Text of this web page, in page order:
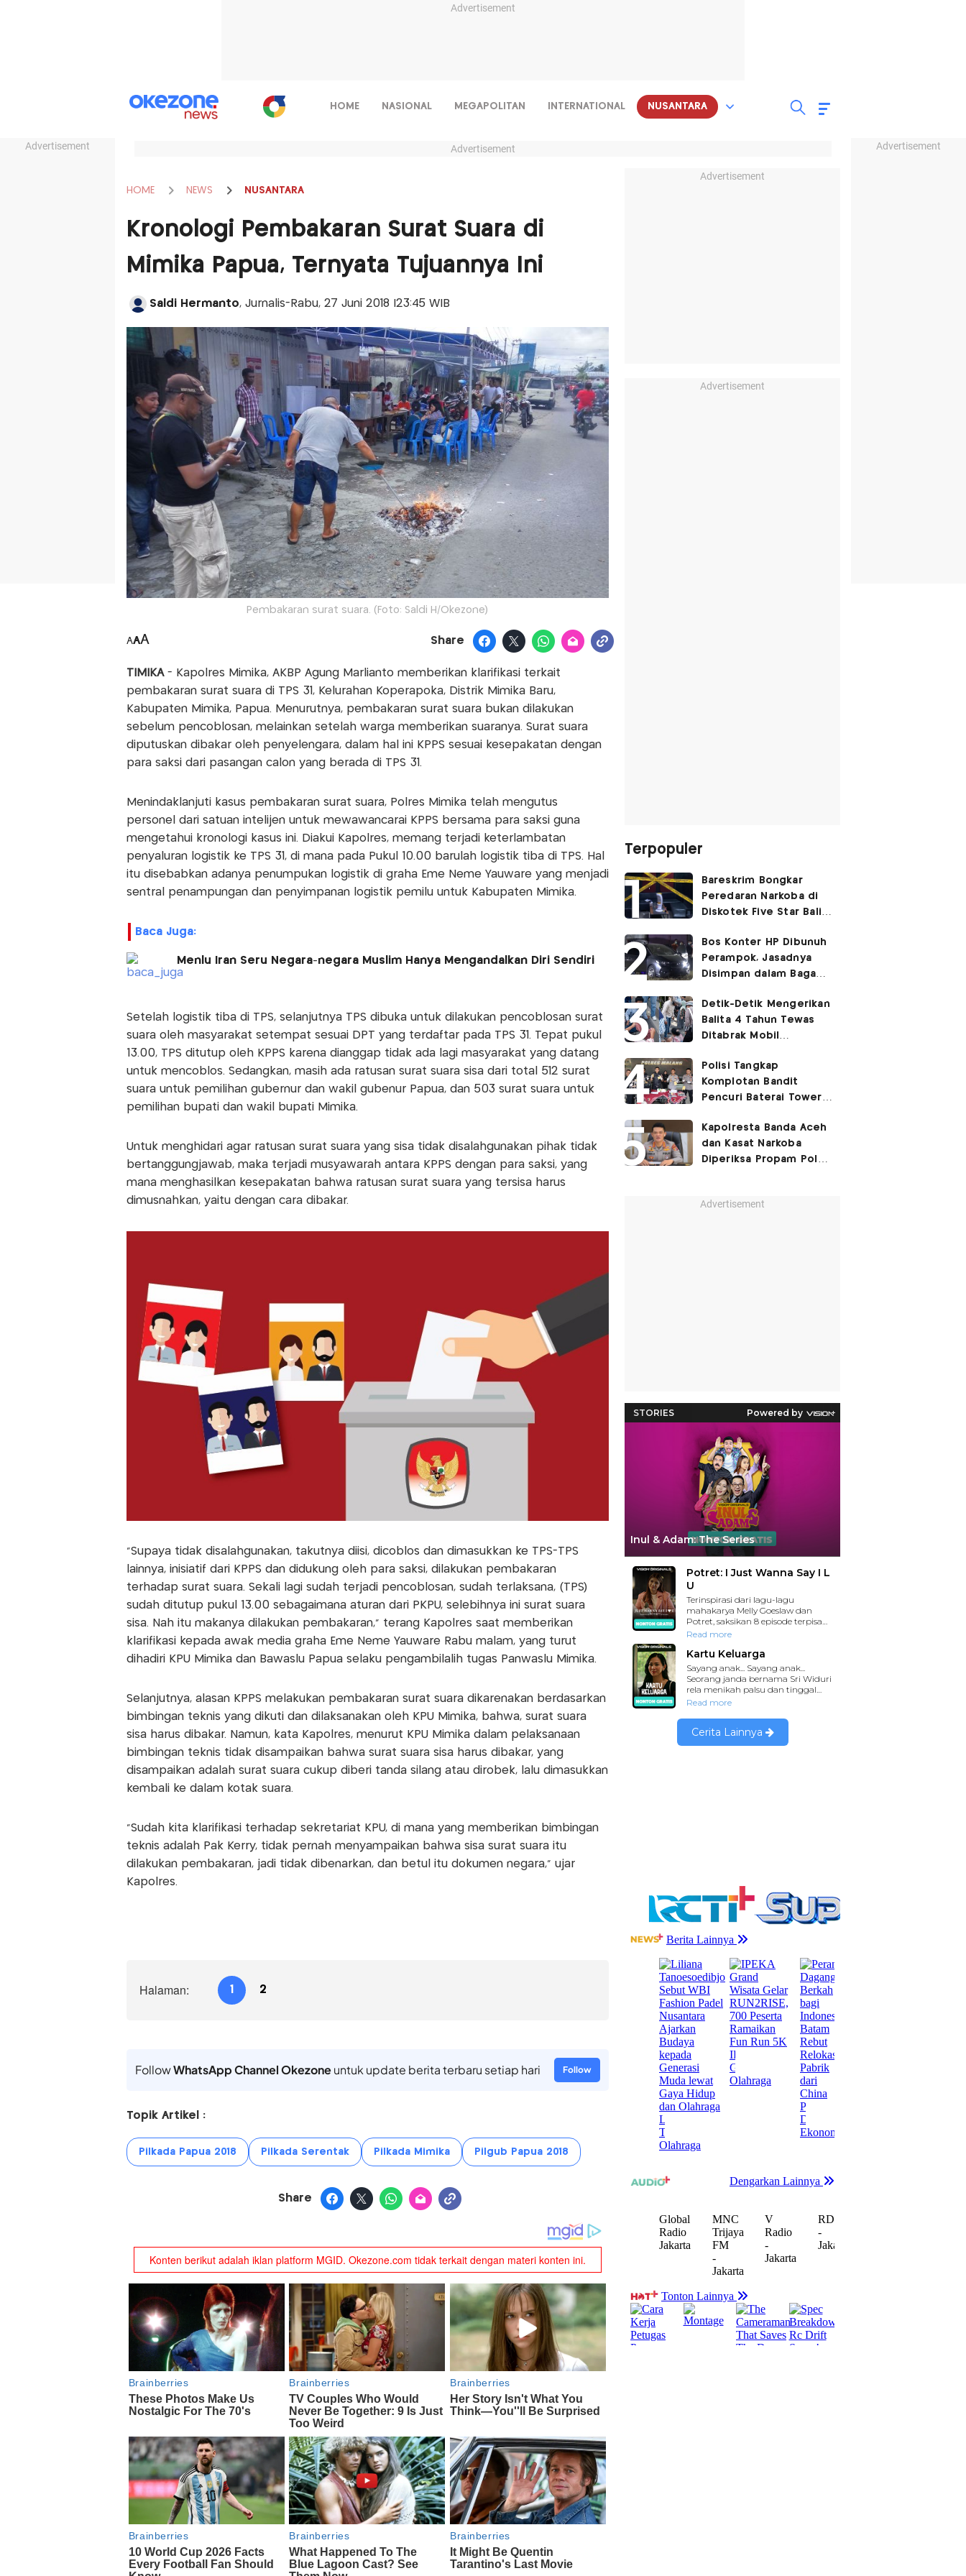
Advertisement
Advertisement Advertisement
HOME NASIONAL MEGAPOLITAN INTERNATIONAL NUSANTARA
Advertisement
HOME NEWS NUSANTARA
Kronologi Pembakaran Surat Suara di
Mimika Papua, Ternyata Tujuannya Ini
Saldi Hermanto, Jurnalis-Rabu, 27 Juni 2018 |23:45 WIB
Pembakaran surat suara. (Foto: Saldi H/Okezone)
AAA Share
TIMIKA- Kapolres Mimika, AKBP Agung Marlianto memberikan klarifikasi terkait
pembakaran surat suara di TPS 31, Kelurahan Koperapoka, Distrik Mimika Baru,
Kabupaten Mimika, Papua. Menurutnya, pembakaran surat suara bukan dilakukan
sebelum pencoblosan, melainkan setelah warga memberikan suaranya. Surat suara
diputuskan dibakar oleh penyelengara, dalam hal ini KPPS sesuai kesepakatan dengan
para saksi dari pasangan calon yang berada di TPS 31.
Menindaklanjuti kasus pembakaran surat suara, Polres Mimika telah mengutus
personel dari satuan intelijen untuk mewawancarai KPPS bersama para saksi guna
mengetahui kronologi kasus ini. Diakui Kapolres, memang terjadi keterlambatan
penyaluran logistik ke TPS 31, di mana pada Pukul 10.00 barulah logistik tiba di TPS. Hal
itu disebabkan adanya penumpukan logistik di graha Eme Neme Yauware yang menjadi
sentral penampungan dan penyimpanan logistik pemilu untuk Kabupaten Mimika.
Baca Juga:
Menlu Iran Seru Negara-negara Muslim Hanya Mengandalkan Diri Sendiri
Setelah logistik tiba di TPS, selanjutnya TPS dibuka untuk dilakukan pencoblosan surat
suara oleh masyarakat setempat sesuai DPT yang terdaftar pada TPS 31. Tepat pukul
13.00, TPS ditutup oleh KPPS karena dianggap tidak ada lagi masyarakat yang datang
untuk mencoblos. Sedangkan, masih ada ratusan surat suara sisa dari total 512 surat
suara untuk pemilihan gubernur dan wakil gubenur Papua, dan 503 surat suara untuk
pemilihan bupati dan wakil bupati Mimika.
Untuk menghidari agar ratusan surat suara yang sisa tidak disalahgunakan pihak tidak
bertanggungjawab, maka terjadi musyawarah antara KPPS dengan para saksi, yang
mana menghasilkan kesepakatan bahwa ratusan surat suara yang tersisa harus
dimusnahkan, yaitu dengan cara dibakar.
”Supaya tidak disalahgunakan, takutnya diisi, dicoblos dan dimasukkan ke TPS-TPS
lainnya, inisiatif dari KPPS dan didukung oleh para saksi, dilakukan pembakaran
terhadap surat suara. Sekali lagi sudah terjadi pencoblosan, sudah terlaksana, (TPS)
sudah ditutup pukul 13.00 sebagaimana aturan dari PKPU, selebihnya ini surat suara
sisa. Nah itu makanya dilakukan pembakaran,” terang Kapolres saat memberikan
klarifikasi kepada awak media graha Eme Neme Yauware Rabu malam, yang turut
dihadiri KPU Mimika dan Bawaslu Papua selaku pengambilalih tugas Panwaslu Mimika.
Selanjutnya, alasan KPPS melakukan pembakaran surat suara dikarenakan berdasarkan
bimbingan teknis yang dikuti dan dilaksanakan oleh KPU Mimika, bahwa, surat suara
sisa harus dibakar. Namun, kata Kapolres, menurut KPU Mimika dalam pelaksanaan
bimbingan teknis tidak disampaikan bahwa surat suara sisa harus dibakar, yang
disampaikan adalah surat suara cukup diberi tanda silang atau dirobek, lalu dimasukkan
kembali ke dalam kotak suara.
“Sudah kita klarifikasi terhadap sekretariat KPU, di mana yang memberikan bimbingan
teknis adalah Pak Kerry, tidak pernah menyampaikan bahwa sisa surat suara itu
dilakukan pembakaran, jadi tidak dibenarkan, dan betul itu dokumen negara,” ujar
Kapolres.
Halaman: 1 2
FollowWhatsApp Channel Okezoneuntuk update berita terbaru setiap hari Follow
Topik Artikel :
Pilkada Papua 2018 Pilkada Serentak Pilkada Mimika Pilgub Papua 2018
Share
Advertisement
Advertisement
Terpopuler
Bareskrim Bongkar
Peredaran Narkoba di
Diskotek Five Star Bali,
Bos Konter HP Dibunuh
Perampok, Jasadnya
Disimpan dalam Bagasi
Detik-Detik Mengerikan
Balita 4 Tahun Tewas
Ditabrak Mobil
Polisi Tangkap
Komplotan Bandit
Pencuri Baterai Tower,
Juta
Kapolresta Banda Aceh
dan Kasat Narkoba
Diperiksa Propam Polri,
Advertisement